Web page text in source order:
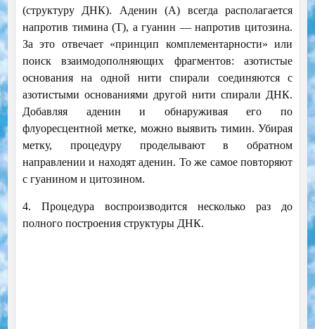
(структуру ДНК). Аденин (А) всегда располагается
напротив тимина (Т), а гуанин — напротив цитозина.
За это отвечает «принцип комплементарности» или
поиск взаимодополняющих фрагментов: азотистые
основания на одной нити спирали соединяются с
азотистыми основаниями другой нити спирали ДНК.
Добавляя аденин и обнаруживая его по
флуоресцентной метке, можно выявить тимин. Убирая
метку, процедуру проделывают в обратном
направлении и находят аденин. То же самое повторяют
с гуанином и цитозином.
4. Процедура воспроизводится несколько раз до
полного построения структуры ДНК.